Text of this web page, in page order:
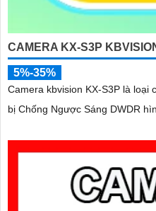
CAMERA KX-S3P
5%-35%
Camera kbvision KX-S3P là loại
bị Chống Ngược Sáng DWDR